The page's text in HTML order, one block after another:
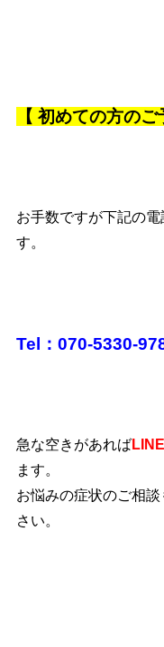
【初めての方のご
お手数ですが下記の
す。
Tel：070-5330-
急な空きがあれば
ます。
お悩みの症状のご相
さい。